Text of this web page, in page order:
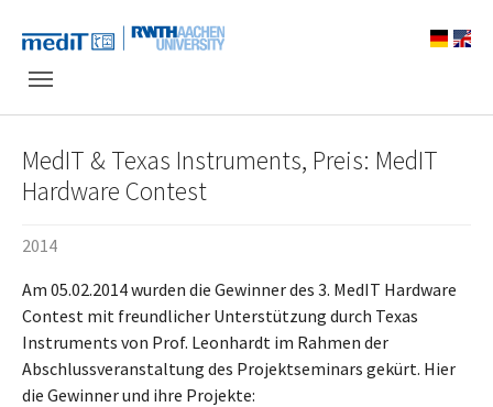
MedIT & Texas Instruments, Preis: MedIT
Hardware Contest
2014
Am 05.02.2014 wurden die Gewinner des 3. MedIT Hardware
Contest mit freundlicher Unterstützung durch Texas
Instruments von Prof. Leonhardt im Rahmen der
Abschlussveranstaltung des Projektseminars gekürt. Hier
die Gewinner und ihre Projekte: